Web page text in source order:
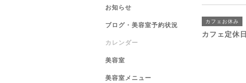
カフェお休み
カフェ定休日
お知らせ
ブログ・美容室予約状況
カレンダー
美容室
美容室メニュー